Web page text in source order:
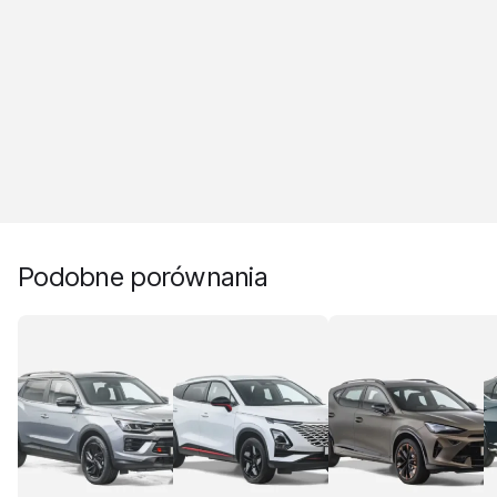
Podobne porównania